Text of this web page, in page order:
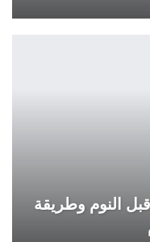
النوم وطريقة